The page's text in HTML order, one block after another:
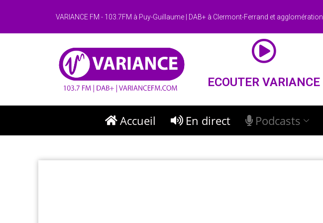
VARIANCE FM - 103.7FM à Puy-Guillaume | DAB+ à Clermont-Ferrand et agglomération
ECOUTER VARIANCE
Accueil En direct Podcasts